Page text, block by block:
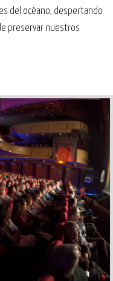
del océano, despertando
preservar nuestros